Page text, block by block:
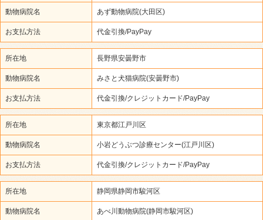
動物病院名 あず動物病院(大田区)
お支払方法 代金引換/PayPay
所在地 長野県安曇野市
動物病院名 みさと犬猫病院(安曇野市)
お支払方法 代金引換/クレジットカード/PayPay
所在地 東京都江戸川区
動物病院名 小岩どうぶつ診療センター(江戸川区)
お支払方法 代金引換/クレジットカード/PayPay
所在地 静岡県静岡市駿河区
動物病院名 あべ川動物病院(静岡市駿河区)